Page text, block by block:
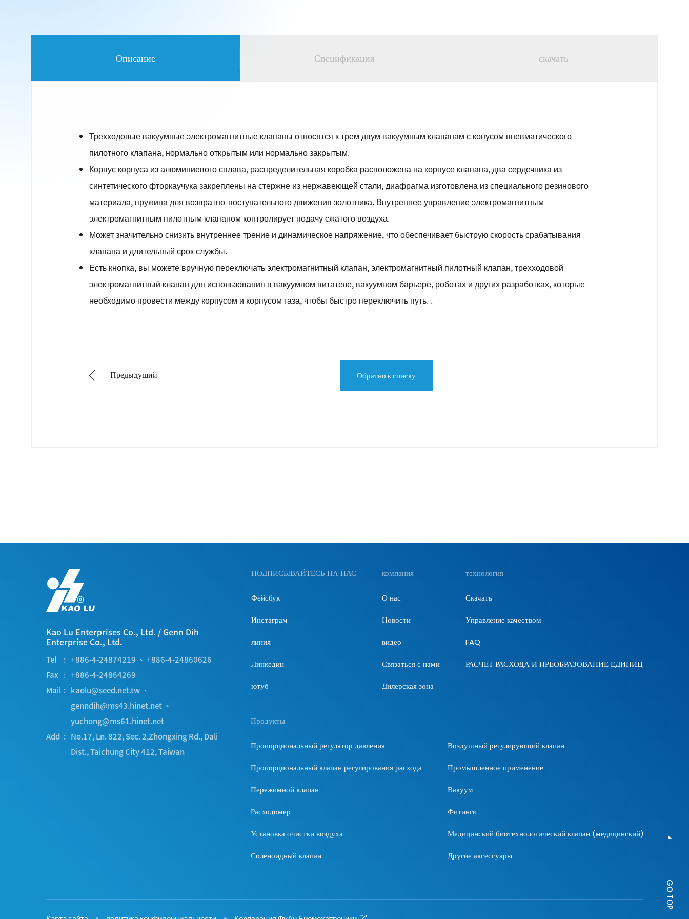
Описание Спецификация скачать
Трехходовые вакуумные электромагнитные клапаны относятся к трем двум вакуумным клапанам с конусом пневматического
пилотного клапана, нормально открытым или нормально закрытым.
Корпус корпуса из алюминиевого сплава, распределительная коробка расположена на корпусе клапана, два сердечника из
синтетического фторкаучука закреплены на стержне из нержавеющей стали, диафрагма изготовлена из специального резинового
материала, пружина для возвратно-поступательного движения золотника. Внутреннее управление электромагнитным
электромагнитным пилотным клапаном контролирует подачу сжатого воздуха.
Может значительно снизить внутреннее трение и динамическое напряжение, что обеспечивает быструю скорость срабатывания
клапана и длительный срок службы.
Есть кнопка, вы можете вручную переключать электромагнитный клапан, электромагнитный пилотный клапан, трехходовой
электромагнитный клапан для использования в вакуумном питателе, вакуумном барьере, роботах и других разработках, которые
необходимо провести между корпусом и корпусом газа, чтобы быстро переключить путь. .
Предыдущий Обратно к списку
Kao Lu Enterprises Co., Ltd. / Genn Dih
Enterprise Co., Ltd.
Tel +886-4-24874219 、 +886-4-24860626
Fax
+886-4-24864269
Mail
kaolu@seed.net.tw 、
genndih@ms43.hinet.net 、
yuchong@ms61.hinet.net
Add
No.17, Ln. 822, Sec. 2,Zhongxing Rd.,Dali
Dist.,Taichung City412,Taiwan
ПОДПИСЫВАЙТЕСЬ НА НАС
Фейсбук
Инстаграм
линия
Линкедин
ютуб
компания
О нас
Новости
видео
Связаться с нами
Дилерская зона
технология
Скачать
Управление качеством
FAQ
РАСЧЕТ РАСХОДА И ПРЕОБРАЗОВАНИЕ ЕДИНИЦ
Продукты
Пропорциональный регулятор давления
Пропорциональный клапан регулирования расхода
Пережимной клапан
Расходомер
Установка очистки воздуха
Соленоидный клапан
Воздушный регулирующий клапан
Промышленное применение
Вакуум
Фитинги
Медицинский биотехнологический клапан (медицинский)
Другие аксессуары
GO TOP